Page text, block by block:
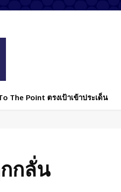
The Point ตรงเป้าเข้าประเด็น
กลั่น